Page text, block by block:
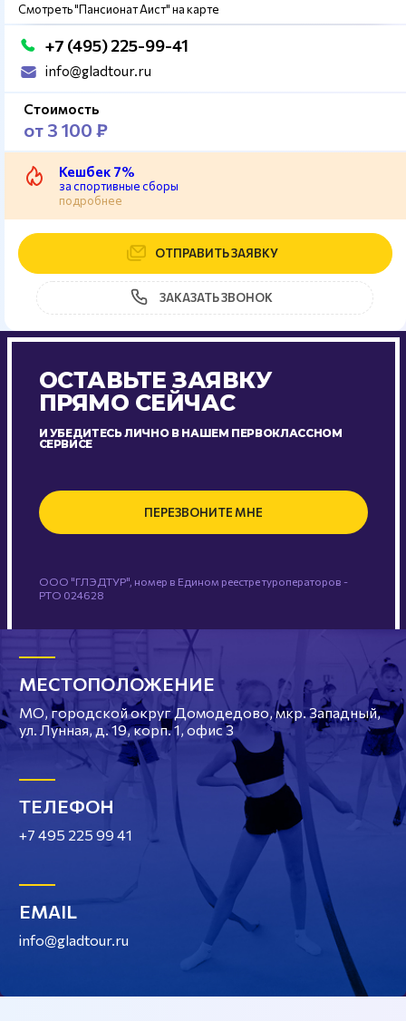
Смотреть "Пансионат Аист" на карте
+7 (495) 225-99-41
info@gladtour.ru
Стоимость
от 3 100 ₽
Кешбек 7%
за спортивные сборы
подробнее
ОТПРАВИТЬ ЗАЯВКУ
ЗАКАЗАТЬ ЗВОНОК
ОСТАВЬТЕ ЗАЯВКУ
ПРЯМО СЕЙЧАС
И УБЕДИТЕСЬ ЛИЧНО В НАШЕМ ПЕРВОКЛАССНОМ
СЕРВИСЕ
ПЕРЕЗВОНИТЕ МНЕ
ООО "ГЛЭДТУР", номер в Едином реестре туроператоров -
РТО 024628
МЕСТОПОЛОЖЕНИЕ
МО, городской округ Домодедово, мкр. Западный,
ул. Лунная, д. 19, корп. 1, офис 3
ТЕЛЕФОН
+7 495 225 99 41
EMAIL
info@gladtour.ru